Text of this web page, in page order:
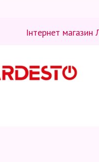
Інтернет